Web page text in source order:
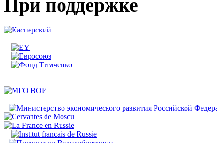
При поддержке